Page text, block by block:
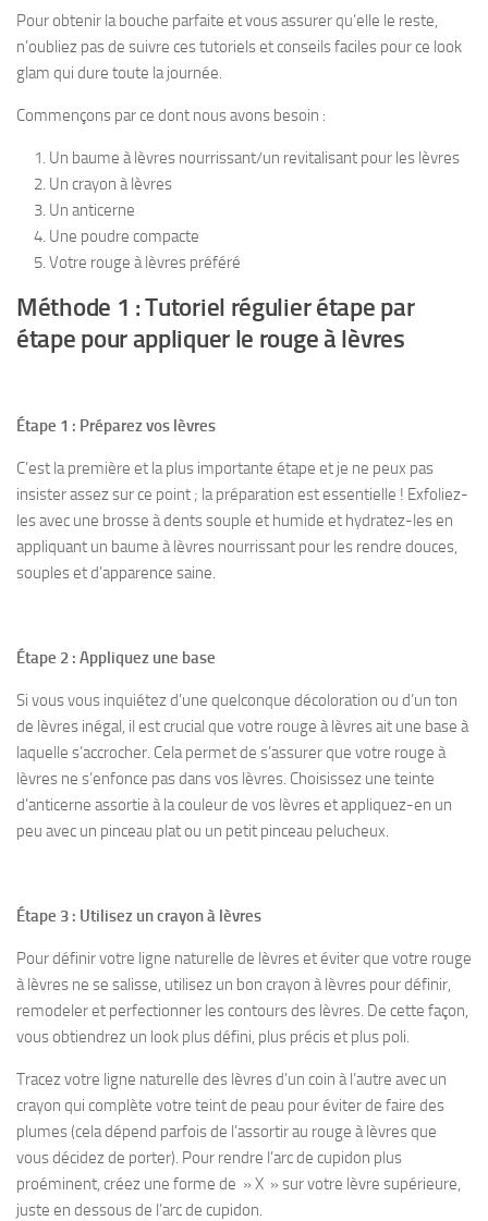
Pour obtenir la bouche parfaite et vous assurer qu’elle le reste,
n’oubliez pas de suivre ces tutoriels et conseils faciles pour ce look
glam qui dure toute la journée.
Commençons par ce dont nous avons besoin :
Un baume à lèvres nourrissant/un revitalisant pour les lèvres
Un crayon à lèvres
Un anticerne
Une poudre compacte
Votre rouge à lèvres préféré
Méthode 1 : Tutoriel régulier étape par
étape pour appliquer le rouge à lèvres
Étape 1 : Préparez vos lèvres
C’est la première et la plus importante étape et je ne peux pas
insister assez sur ce point ; la préparation est essentielle ! Exfoliez-
les avec une brosse à dents souple et humide et hydratez-les en
appliquant un baume à lèvres nourrissant pour les rendre douces,
souples et d’apparence saine.
Étape 2 : Appliquez une base
Si vous vous inquiétez d’une quelconque décoloration ou d’un ton
de lèvres inégal, il est crucial que votre rouge à lèvres ait une base à
laquelle s’accrocher. Cela permet de s’assurer que votre rouge à
lèvres ne s’enfonce pas dans vos lèvres. Choisissez une teinte
d’anticerne assortie à la couleur de vos lèvres et appliquez-en un
peu avec un pinceau plat ou un petit pinceau pelucheux.
Étape 3 : Utilisez un crayon à lèvres
Pour définir votre ligne naturelle de lèvres et éviter que votre rouge
à lèvres ne se salisse, utilisez un bon crayon à lèvres pour définir,
remodeler et perfectionner les contours des lèvres. De cette façon,
vous obtiendrez un look plus défini, plus précis et plus poli.
Tracez votre ligne naturelle des lèvres d’un coin à l’autre avec un
crayon qui complète votre teint de peau pour éviter de faire des
plumes (cela dépend parfois de l’assortir au rouge à lèvres que
vous décidez de porter). Pour rendre l’arc de cupidon plus
proéminent, créez une forme de » X » sur votre lèvre supérieure,
juste en dessous de l’arc de cupidon.